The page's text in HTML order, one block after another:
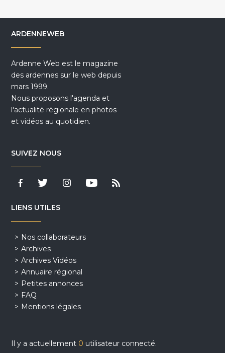
ARDENNEWEB
Ardenne Web est le magazine
des ardennes sur le web depuis
mars 1999.
Nous proposons l'agenda et
l'actualité régionale en photos
et vidéos au quotidien.
SUIVEZ NOUS
LIENS UTILES
Nos collaborateurs
Archives
Archives Vidéos
Annuaire régional
Petites annonces
FAQ
Mentions légales
Il y a actuellement 0 utilisateur connecté.